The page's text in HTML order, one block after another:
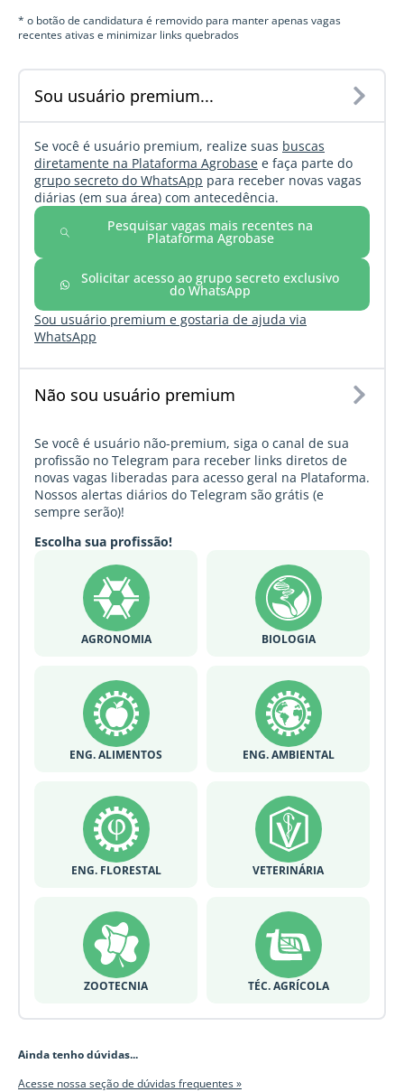
* o botão de candidatura é removido para manter apenas vagas
recentes ativas e minimizar links quebrados
Sou usuário premium...
Se você é usuário premium, realize suas buscas
diretamente na Plataforma Agrobase e faça parte do
grupo secreto do WhatsApp para receber novas vagas
diárias (em sua área) com antecedência.
Pesquisar vagas mais recentes na
Plataforma Agrobase
Solicitar acesso ao grupo secreto exclusivo
do WhatsApp
Sou usuário premium e gostaria de ajuda via
WhatsApp
Não sou usuário premium
Se você é usuário não-premium, siga o canal de sua
profissão no Telegram para receber links diretos de
novas vagas liberadas para acesso geral na Plataforma.
Nossos alertas diários do Telegram são grátis (e
sempre serão)!
Escolha sua profissão!
AGRONOMIA BIOLOGIA
ENG. ALIMENTOS ENG. AMBIENTAL
ENG. FLORESTAL VETERINÁRIA
ZOOTECNIA TÉC. AGRÍCOLA
Ainda tenho dúvidas...
Acesse nossa seção de dúvidas frequentes »